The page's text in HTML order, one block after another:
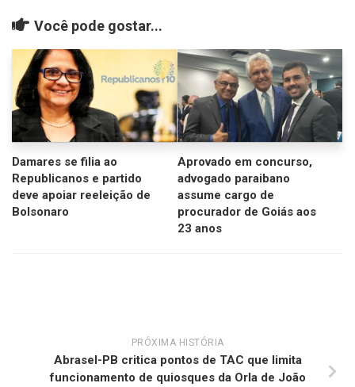
Você pode gostar...
Damares se filia ao
Republicanos e partido
deve apoiar reeleição de
Bolsonaro
Aprovado em concurso,
advogado paraibano
assume cargo de
procurador de Goiás aos
23 anos
PRÓXIMA HISTÓRIA
Abrasel-PB critica pontos de TAC que limita
funcionamento de quiosques da Orla de João